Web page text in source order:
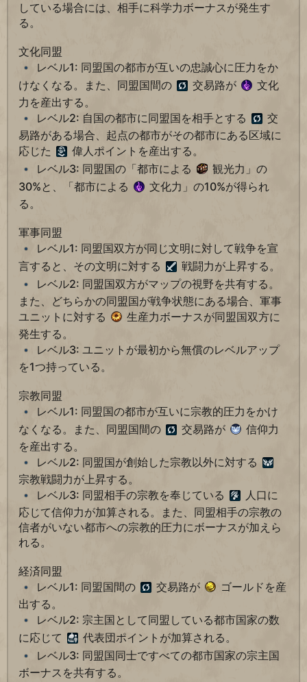
している場合には、相手に科学力ボーナスが発生す
る。
文化同盟
レベル1: 同盟国の都市が互いの忠誠心に圧力をか
けなくなる。また、同盟国間の
交易路が
文化
力を産出する。
レベル2: 自国の都市に同盟国を相手とする
交
易路がある場合、起点の都市がその都市にある区域に
応じた
偉人ポイントを産出する。
レベル3: 同盟国の「都市による
観光力」の
30%と、「都市による
文化力」の10%が得られ
る。
軍事同盟
レベル1: 同盟国双方が同じ文明に対して戦争を宣
言すると、その文明に対する
戦闘力が上昇する。
レベル2: 同盟国双方がマップの視野を共有する。
また、どちらかの同盟国が戦争状態にある場合、軍事
ユニットに対する
生産力ボーナスが同盟国双方に
発生する。
レベル3: ユニットが最初から無償のレベルアップ
を1つ持っている。
宗教同盟
レベル1: 同盟国の都市が互いに宗教的圧力をかけ
なくなる。また、同盟国間の
交易路が
信仰力
を産出する。
レベル2: 同盟国が創始した宗教以外に対する
宗教戦闘力が上昇する。
レベル3: 同盟相手の宗教を奉じている
人口に
応じて信仰力が加算される。また、同盟相手の宗教の
信者がいない都市への宗教的圧力にボーナスが加えら
れる。
経済同盟
レベル1: 同盟国間の
交易路が
ゴールドを産
出する。
レベル2: 宗主国として同盟している都市国家の数
に応じて
代表団ポイントが加算される。
レベル3: 同盟国同士ですべての都市国家の宗主国
ボーナスを共有する。